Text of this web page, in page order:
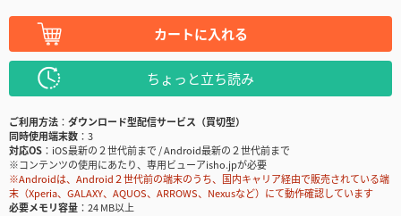
カートに入れる
ちょっと立ち読み
ご利用方法
ダウンロード型配信サービス（買切型）
同時使用端末数
3
対応OS
iOS最新の２世代前まで / Android最新の２世代前まで
※コンテンツの使用にあたり、専用ビューアisho.jpが必要
※Androidは、Android２世代前の端末のうち、国内キャリア経由で販売されている端
末（Xperia、GALAXY、AQUOS、ARROWS、Nexusなど）にて動作確認しています
必要メモリ容量
24 MB以上